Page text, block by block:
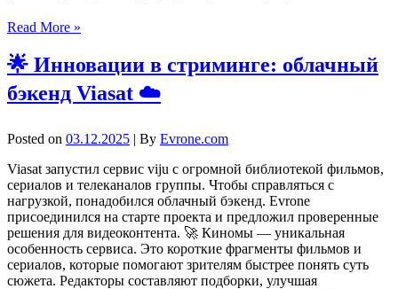
Read More »
🌟 Инновации в стриминге: облачный
бэкенд Viasat ☁️
Posted on 03.12.2025 | By Evrone.com
Viasat запустил сервис viju с огромной библиотекой фильмов,
сериалов и телеканалов группы. Чтобы справляться с
нагрузкой, понадобился облачный бэкенд. Evrone
присоединился на старте проекта и предложил проверенные
решения для видеоконтента. 🚀 Киномы — уникальная
особенность сервиса. Это короткие фрагменты фильмов и
сериалов, которые помогают зрителям быстрее понять суть
сюжета. Редакторы составляют подборки, улучшая